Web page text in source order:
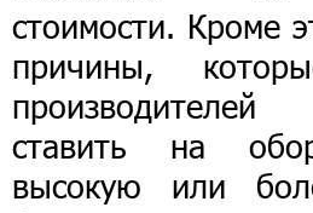
стоимости. Кроме
причины,
ставить на
высокую или